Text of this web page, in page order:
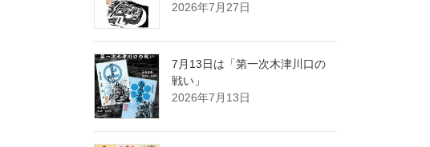
2026年7月27日
7月13日は「第一次木津川口の
戦い」
2026年7月13日